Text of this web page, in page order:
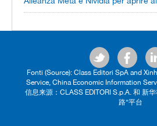
Fonti (Source): Class Editori SpA and
Service, China Economic Information
信息来源：CLASS EDITORI S.p.A. 和 新
路”平台